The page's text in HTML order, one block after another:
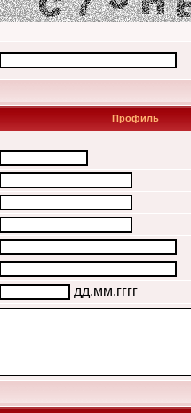
Профиль
дд.мм.гггг